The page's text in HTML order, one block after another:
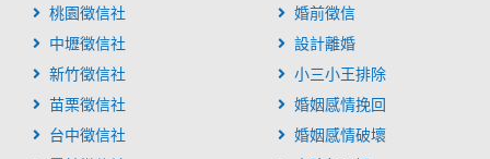
桃園徵信社
中壢徵信社
新竹徵信社
苗栗徵信社
台中徵信社
婚前徵信
設計離婚
小三小王排除
婚姻感情挽回
婚姻感情破壞